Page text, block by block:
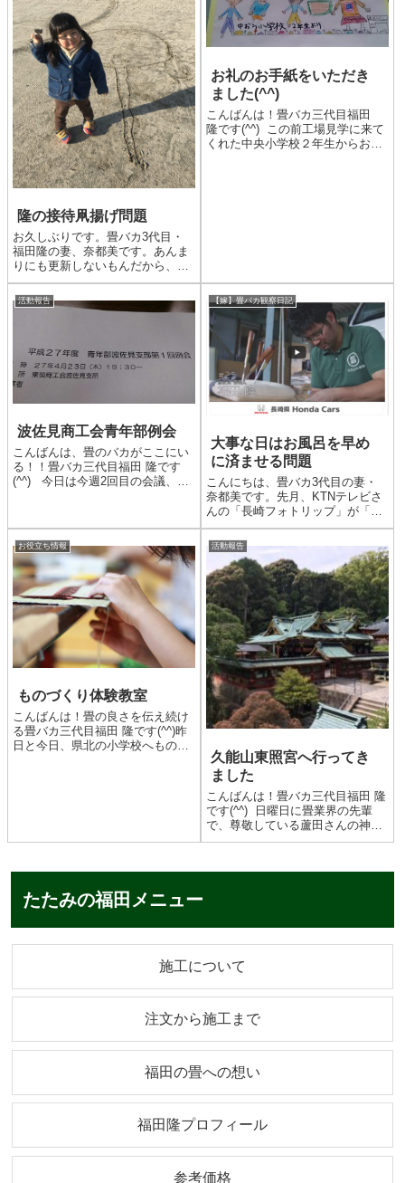
隆の接待凧揚げ問題
お久しぶりです。畳バカ3代目・
福田隆の妻、奈都美です。あんま
りにも更新しないもんだから、
「あれ？隆、離婚しちゃった？」
なんて思われてないか心配です
が、なんとか仲良く暮らしていま
日...
お礼のお手紙をいただき
ました(^^)
こんばんは！畳バカ三代目福田
隆です(^^) この前工場見学に来て
くれた中央小学校２年生からお礼
活動報告
波佐見商工会青年部例会
こんばんは、畳のバカがここにい
る！！畳バカ三代目福田 隆です
(^^) 今日は今週2回目の会議、波
す波佐見陶器まつりの出店の話し
合いをしてます。青年部ではうど
ん、ソバ、おでん等...
【嫁】畳バカ観察日記
大事な日はお風呂を早め
に済ませる問題
こんにちは、畳バカ3代目の妻・
奈都美です。先月、KTNテレビさ
んの「長崎フォトリップ」が「た
たみの福田」の取材をしてくださ
ったのですが、ついに昨日10月10
日（お好み焼き ジュージューの
日)に放送となりました！見てくれ
ましたかー？？時刻は2...
お役立ち情報
ものづくり体験教室
こんばんは！畳の良さを伝え続け
る畳バカ三代目福田 隆です(^^)昨
日と今日、県北の小学校へものづ
活動報告
久能山東照宮へ行ってき
ました
こんばんは！畳バカ三代目福田 隆
です(^^) 日曜日に畳業界の先輩
で、尊敬している蘆田さんの神前
式、披露宴に参加してきました
たたみの福田メニュー
施工について
注文から施工まで
福田の畳への想い
福田隆プロフィール
参考価格